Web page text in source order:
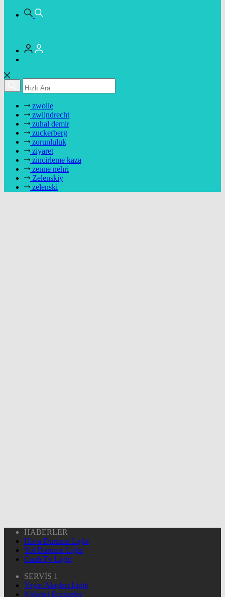
zwolle
zwijndrecht
zuhal demir
zuckerberg
zorunluluk
ziyaret
zincirleme kaza
zenne nehri
Zelenskiy
zelenski
HABERLER
Hava Durumu Light
Yol Durumu Light
Canlı Tv Light
SERVİS 1
Yayın Akışları Light
Nöbetçi Eczaneler